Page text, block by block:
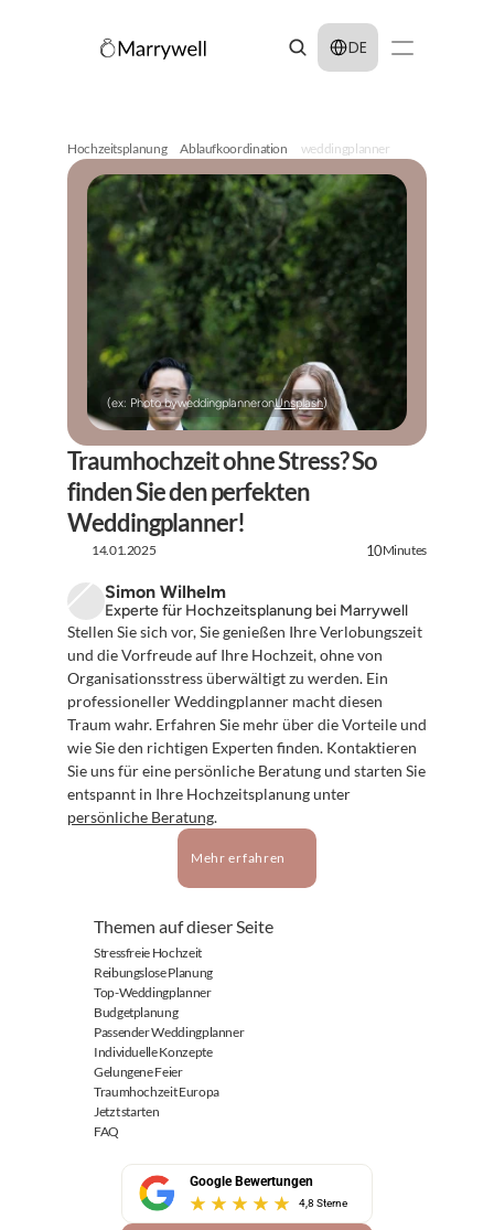
Select Language
DE
Hochzeitsplanung Ablaufkoordination weddingplanner
(ex: Photo byweddingplanneronUnsplash)
Traumhochzeit ohne Stress? So
finden Sie den perfekten
Weddingplanner!
14.01.2025 10Minutes
Simon Wilhelm
Experte für Hochzeitsplanung bei Marrywell
Stellen Sie sich vor, Sie genießen Ihre Verlobungszeit
und die Vorfreude auf Ihre Hochzeit, ohne von
Organisationsstress überwältigt zu werden. Ein
professioneller Weddingplanner macht diesen
Traum wahr. Erfahren Sie mehr über die Vorteile und
wie Sie den richtigen Experten finden. Kontaktieren
Sie uns für eine persönliche Beratung und starten Sie
persönliche Beratung.
Mehr erfahren
Themen auf dieser Seite
Stressfreie Hochzeit
Reibungslose Planung
Top-Weddingplanner
Budgetplanung
Passender Weddingplanner
Individuelle Konzepte
Gelungene Feier
Traumhochzeit Europa
Jetzt starten
FAQ
Google Bewertungen
4,8 Sterne